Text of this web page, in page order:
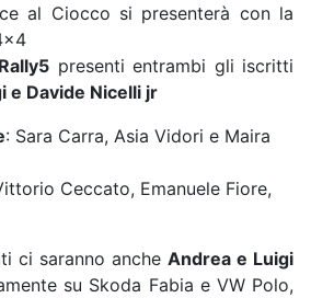
al Ciocco si presenterà con la
presenti entrambi gli iscritti
e Davide Nicelli jr
: Sara Carra, Asia Vidori e Maira
Ceccato, Emanuele Fiore,
ci saranno anche Andrea e Luigi
su Skoda Fabia e VW Polo,